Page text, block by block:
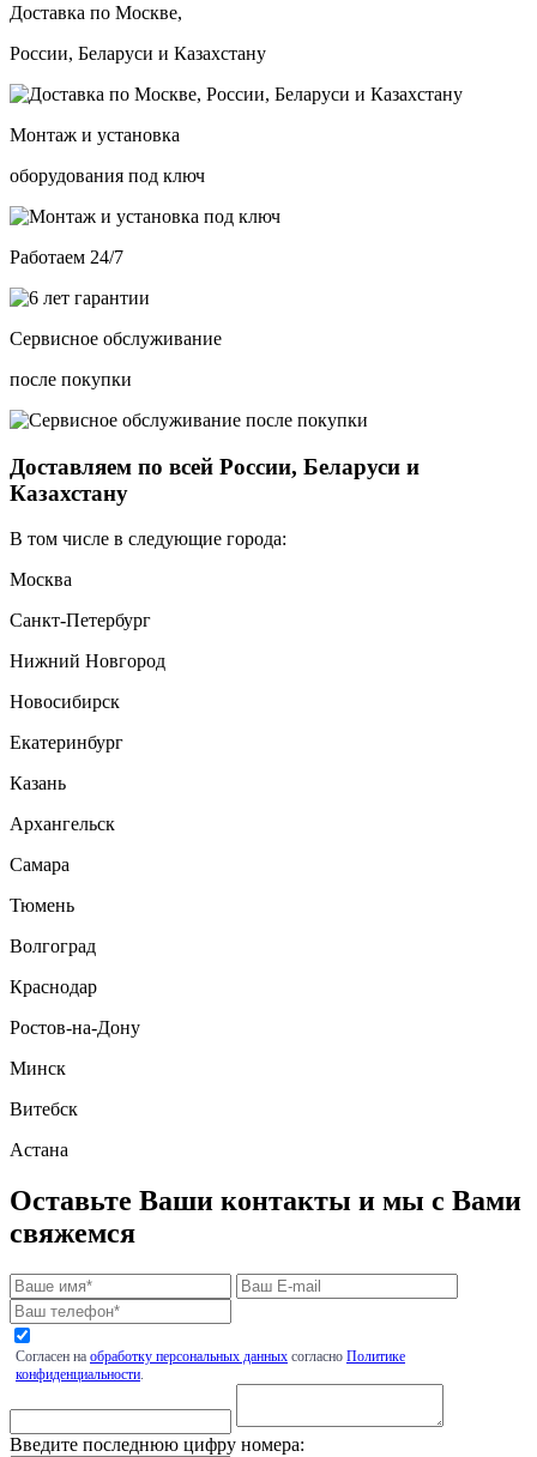
Доставка по Москве,
России, Беларуси и Казахстану
Монтаж и установка
оборудования под ключ
Работаем 24/7
Сервисное обслуживание
после покупки
Доставляем по всей России, Беларуси и
Казахстану
В том числе в следующие города:
Москва
Санкт-Петербург
Нижний Новгород
Новосибирск
Екатеринбург
Казань
Архангельск
Самара
Тюмень
Волгоград
Краснодар
Ростов-на-Дону
Минск
Витебск
Астана
Оставьте Ваши контакты и мы с Вами
свяжемся
Согласен на обработку персональных данных согласно Политике
конфиденциальности.
Введите последнюю цифру номера: